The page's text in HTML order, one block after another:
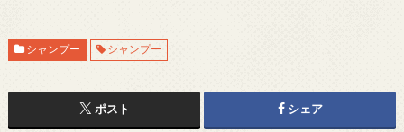
シャンプー シャンプー
ポスト シェア